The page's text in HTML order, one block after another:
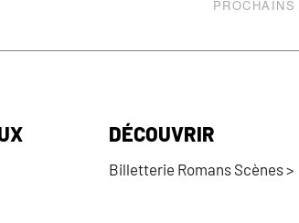
PROCHAINS
DÉCOUVRIR
Billetterie Romans Scènes >